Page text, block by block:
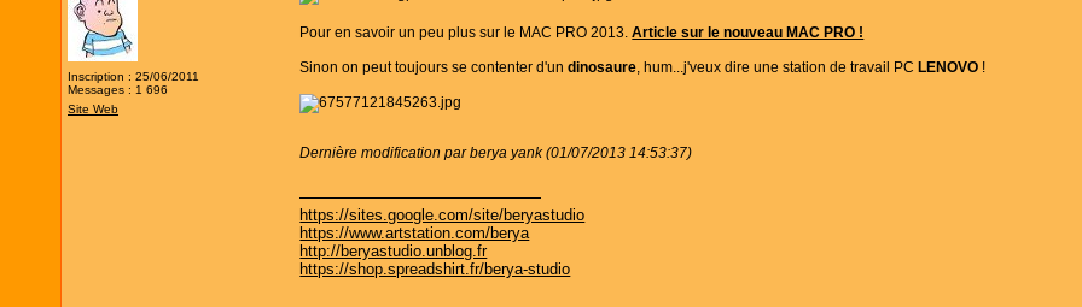
Inscription : 25/06/2011
Messages : 1 696
Site Web
Pour en savoir un peu plus sur le MAC PRO 2013. Article sur le nouveau MAC PRO !
Sinon on peut toujours se contenter d'undinosaure , hum...j'veux dire une station de travail PCLENOVO !
Dernière modification par berya yank (01/07/2013 14:53:37)
https://sites.google.com/site/beryastudio
https://www.artstation.com/berya
http://beryastudio.unblog.fr
https://shop.spreadshirt.fr/berya-studio